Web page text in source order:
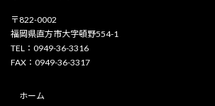
〒822-0002
福岡県直方市大字頓野554-1
TEL：0949-36-3316
FAX：0949-36-3317
ホーム